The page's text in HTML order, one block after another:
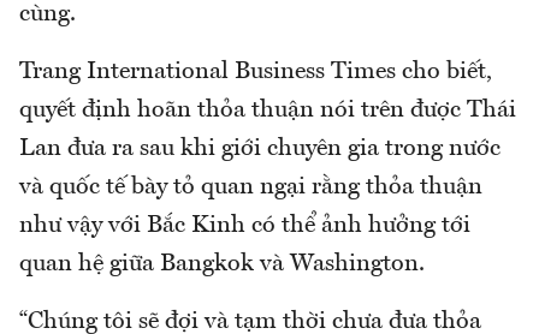
cùng.
Trang International Business Times cho biết,
quyết định hoãn thỏa thuận nói trên được Thái
Lan đưa ra sau khi giới chuyên gia trong nước
và quốc tế bày tỏ quan ngại rằng thỏa thuận
như vậy với Bắc Kinh có thể ảnh hưởng tới
quan hệ giữa Bangkok và Washington.
“Chúng tôi sẽ đợi và tạm thời chưa đưa thỏa